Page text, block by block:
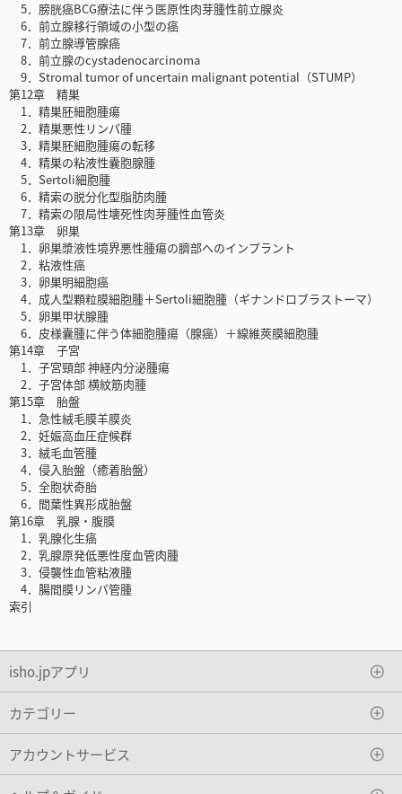
5．膀胱癌BCG療法に伴う医原性肉芽腫性前立腺炎
6．前立腺移行領域の小型の癌
7．前立腺導管腺癌
8．前立腺のcystadenocarcinoma
9．Stromal tumor of uncertain malignant potential（STUMP）
第12章 精巣
1．精巣胚細胞腫瘍
2．精巣悪性リンパ腫
3．精巣胚細胞腫瘍の転移
4．精巣の粘液性囊胞腺腫
5．Sertoli細胞腫
6．精索の脱分化型脂肪肉腫
7．精索の限局性壊死性肉芽腫性血管炎
第13章 卵巣
1．卵巣漿液性境界悪性腫瘍の臍部へのインプラント
2．粘液性癌
3．卵巣明細胞癌
4．成人型顆粒膜細胞腫＋Sertoli細胞腫（ギナンドロブラストーマ）
5．卵巣甲状腺腫
6．皮様囊腫に伴う体細胞腫瘍（腺癌）＋線維莢膜細胞腫
第14章 子宮
1．子宮頸部 神経内分泌腫瘍
2．子宮体部 横紋筋肉腫
第15章 胎盤
1．急性絨毛膜羊膜炎
2．妊娠高血圧症候群
3．絨毛血管腫
4．侵入胎盤（癒着胎盤）
5．全胞状奇胎
6．間葉性異形成胎盤
第16章 乳腺・腹膜
1．乳腺化生癌
2．乳腺原発低悪性度血管肉腫
3．侵襲性血管粘液腫
4．腸間膜リンパ管腫
索引
isho.jpアプリ
カテゴリー
アカウントサービス